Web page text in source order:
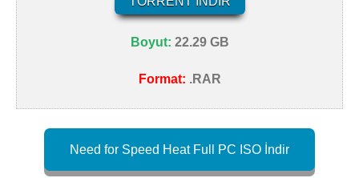
Boyut: 22.29 GB
Format: .RAR
Need for Speed Heat Full PC ISO İndir